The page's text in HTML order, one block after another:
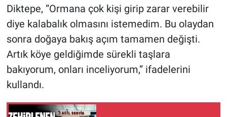
Diktepe, “Ormana çok kişi girip zarar verebilir
diye kalabalık olmasını istemedim. Bu olaydan
sonra doğaya bakış açım tamamen değişti.
Artık köye geldiğimde sürekli taşlara
bakıyorum, onları inceliyorum,” ifadelerini
kullandı.